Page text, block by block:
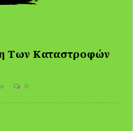
Των Καταστροφών
0